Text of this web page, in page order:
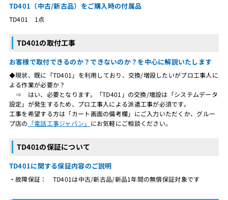
TD401（中古/新古品）をご購入時の付属品
TD401 1点
TD401の取付工事
お客様で取付できるのか？できないのか？を中心に解説いたします
◆現状、既に「TD401」を利用しており、交換/増設したいがプロ工事人に
よる作業が必要か？
⇒ はい、必要となります。「TD401」の交換/増設は「システムデータ
設定」が発生するため、プロ工事人による派遣工事が必須です。
工事を希望する方は「カート画面の備考欄」にご入力いただくか、グルー
プ店の 「電話工事ジャパン」 にお気軽にご相談ください。
TD401の保証について
TD401に関する保証内容のご説明
・故障保証： TD401は中古/新古品/新品1年間の無償保証対象です